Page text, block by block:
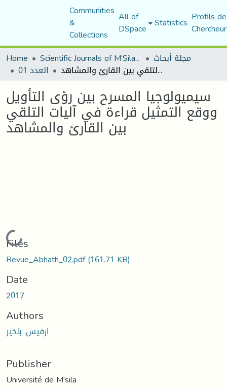
Communities
&
Collections
All of
DSpace Statistics Profils
Home
Scientific Journals of M'Sila University مجلة أبحاث
العدد 01 سيميولوجيا المسرح بين رؤى التأويل ووقع التمثيل قراءة في آليات التلقي بين القارئ والمشاهد
سيميولوجيا المسرح بين رؤى التأويل
ووقع التمثيل قراءة في آليات التلقي
بين القارئ والمشاهد
Loading...
Files
Revue_Abhath_02.pdf(161.71 KB)
Date
2017
Authors
ارفيس, بلخير
Publisher
Université de M'sila